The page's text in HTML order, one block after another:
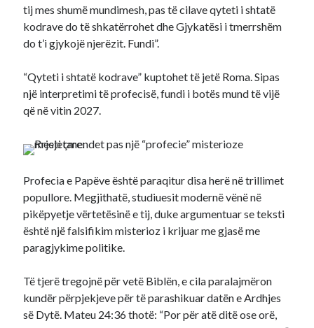
tij mes shumë mundimesh, pas të cilave qyteti i shtatë
kodrave do të shkatërrohet dhe Gjykatësi i tmerrshëm
do t’i gjykojë njerëzit. Fundi”.
“Qyteti i shtatë kodrave” kuptohet të jetë Roma. Sipas
një interpretimi të profecisë, fundi i botës mund të vijë
që në vitin 2027.
Profecia e Papëve është paraqitur disa herë në trillimet
popullore. Megjithatë, studiuesit modernë vënë në
pikëpyetje vërtetësinë e tij, duke argumentuar se teksti
është një falsifikim misterioz i krijuar me gjasë me
paragjykime politike.
Të tjerë tregojnë për vetë Biblën, e cila paralajmëron
kundër përpjekjeve për të parashikuar datën e Ardhjes
së Dytë. Mateu 24:36 thotë: “Por për atë ditë ose orë,